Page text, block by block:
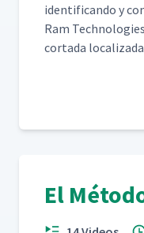
iden­ti­f­i­can­do y
Ram
cor­ta­da
El